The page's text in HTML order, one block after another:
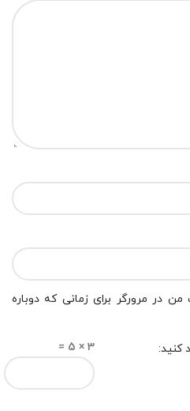
در مرورگر برای زمانی که دوباره
کنید:
3 × 5 =